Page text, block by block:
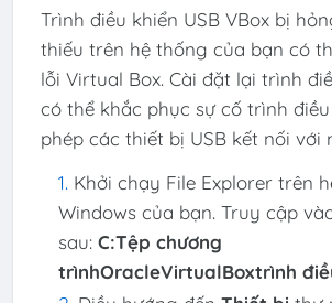
Trình điều khiển USB VBox bị
thiếu trên hệ thống của bạn có
lỗi Virtual Box. Cài đặt lại trình
có thể khắc phục sự cố trình
phép các thiết bị USB kết nối với
Khởi chạy File Explorer trên
Windows của bạn. Truy cập
sau: C:Tệp chương
trìnhOracleVirtualBoxtrình